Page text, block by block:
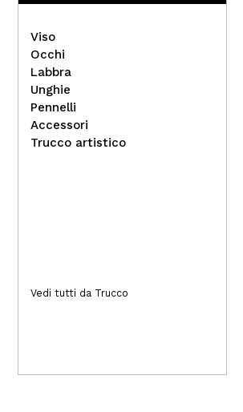
Magic Studio - Neon Liquid
Eyeliner - Intense Blue
(2)
Viso
Occhi
Labbra
Unghie
Pennelli
Accessori
Trucco artistico
Vedi tutti da Trucco